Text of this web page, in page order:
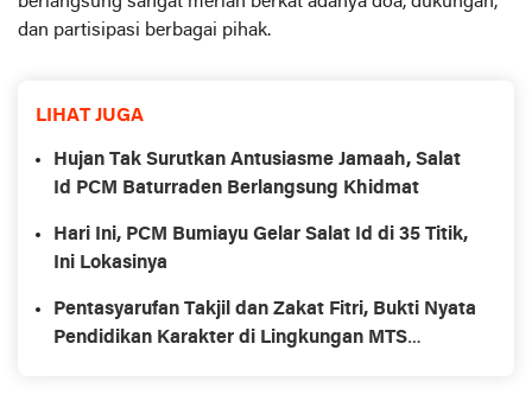
dan partisipasi berbagai pihak.
LIHAT JUGA
Hujan Tak Surutkan Antusiasme Jamaah, Salat
Id PCM Baturraden Berlangsung Khidmat
Hari Ini, PCM Bumiayu Gelar Salat Id di 35 Titik,
Ini Lokasinya
Pentasyarufan Takjil dan Zakat Fitri, Bukti Nyata
Pendidikan Karakter di Lingkungan MTS